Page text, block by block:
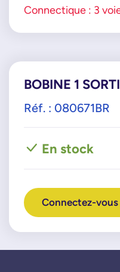
Connectique : 3
BOBINE 1
Réf. : 080671BR
En stock
Connectez-